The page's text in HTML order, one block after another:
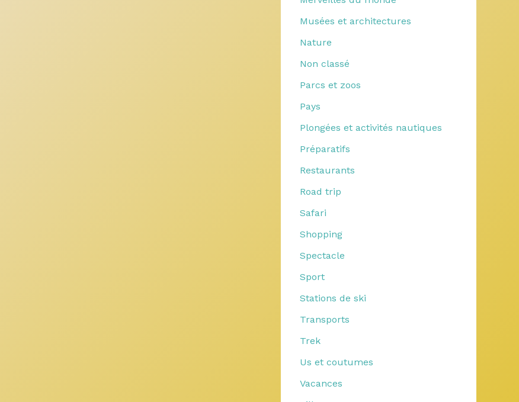
Musées et architectures
Nature
Non classé
Parcs et zoos
Pays
Plongées et activités nautiques
Préparatifs
Restaurants
Road trip
Safari
Shopping
Spectacle
Sport
Stations de ski
Transports
Trek
Us et coutumes
Vacances